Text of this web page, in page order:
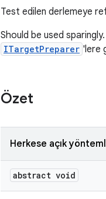
Test edilen derlemeye
Should be used
ITargetPreparer 'lere
Özet
Herkese açık
abstract void